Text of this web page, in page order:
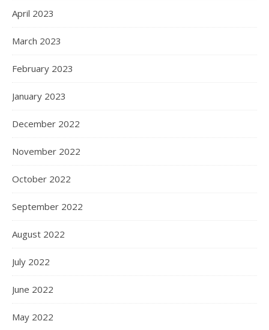
April 2023
March 2023
February 2023
January 2023
December 2022
November 2022
October 2022
September 2022
August 2022
July 2022
June 2022
May 2022